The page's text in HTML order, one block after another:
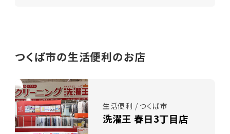
つくば市の生活便利のお店
生活便利 / つくば市
洗濯王 春日3丁目店